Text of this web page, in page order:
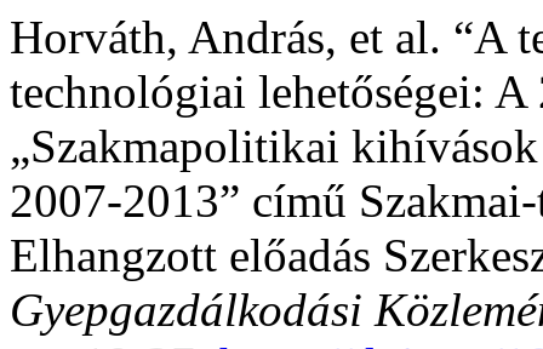
Horváth, András, et al. “A
technológiai lehetőségei:
„Szakmapolitikai
2007-2013” című
Elhangzott előadás
Gyepgazdálkodási